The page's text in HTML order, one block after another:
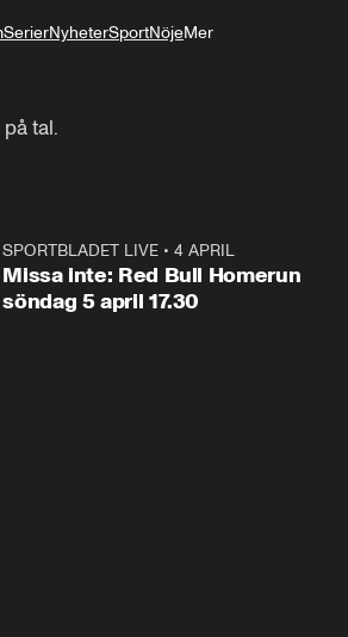
SerierNyheterSportNöjeMer
tal.
SPORTBLADET LIVE •4 APRIL
Missa inte: Red Bull Homerun
söndag 5 april 17.30